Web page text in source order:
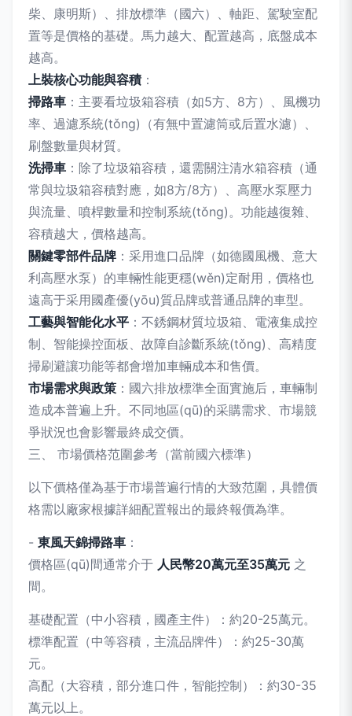
柴、康明斯）、排放標準（國六）、軸距、駕駛室配
置等是價格的基礎。馬力越大、配置越高，底盤成本
越高。
上裝核心功能與容積 ：
掃路車 ：主要看垃圾箱容積（如5方、8方）、風機功
率、過濾系統(tǒng)（有無中置濾筒或后置水濾）、
刷盤數量與材質。
洗掃車 ：除了垃圾箱容積，還需關注清水箱容積（通
常與垃圾箱容積對應，如8方/8方）、高壓水泵壓力
與流量、噴桿數量和控制系統(tǒng)。功能越復雜、
容積越大，價格越高。
關鍵零部件品牌 ：采用進口品牌（如德國風機、意大
利高壓水泵）的車輛性能更穩(wěn)定耐用，價格也
遠高于采用國產優(yōu)質品牌或普通品牌的車型。
工藝與智能化水平 ：不銹鋼材質垃圾箱、電液集成控
制、智能操控面板、故障自診斷系統(tǒng)、高精度
掃刷避讓功能等都會增加車輛成本和售價。
市場需求與政策 ：國六排放標準全面實施后，車輛制
造成本普遍上升。不同地區(qū)的采購需求、市場競
爭狀況也會影響最終成交價。
三、 市場價格范圍參考（當前國六標準）
以下價格僅為基于市場普遍行情的大致范圍，具體價
格需以廠家根據詳細配置報出的最終報價為準。
- 東風天錦掃路車 ：
價格區(qū)間通常介于 人民幣20萬元至35萬元 之
間。
基礎配置（中小容積，國產主件）：約20-25萬元。
標準配置（中等容積，主流品牌件）：約25-30萬
元。
高配（大容積，部分進口件，智能控制）：約30-35
萬元以上。